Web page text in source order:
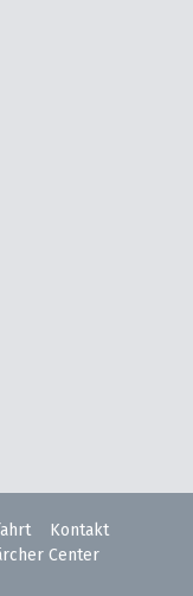
Kontakt
Center